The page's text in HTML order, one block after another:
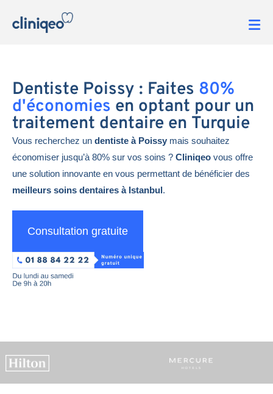
Dentiste Poissy : Faites 80%
d'économies en optant pour un
traitement dentaire en Turquie
Vous recherchez un dentiste à Poissy mais souhaitez
économiser jusqu’à 80% sur vos soins ? Cliniqeo vous offre
une solution innovante en vous permettant de bénéficier des
meilleurs soins dentaires à Istanbul.
Consultation gratuite